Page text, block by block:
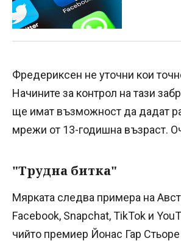
Фредериксен не уточни кои
Начините за контрол на тази
ще имат възможност да дадат
мрежи от 13-годишна възраст.
"Трудна битка"
Мярката следва примера на
Facebook, Snapchat, TikTok и
чийто премиер Йонас Гар